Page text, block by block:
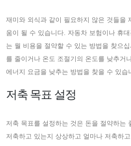
재미와 외식과 같이 필요하지 않은 것들을
움이 될 수 있습니다. 자동차 보험이나 휴
는 월 비용을 절약할 수 있는 방법을 찾으
를 줄이거나 온도 조절기의 온도를 낮추거
에너지 요금을 낮추는 방법을 찾을 수 있습
저축 목표 설정
저축 목표를 설정하는 것은 돈을 절약하는
저축하고 있는지 상상하고 얼마나 저축하